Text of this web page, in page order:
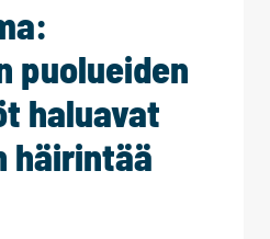
puolueiden
haluavat
häirintää